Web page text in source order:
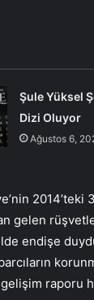
Şule Yüksel
Dizi Oluyor
Ağustos 6,
2014’teki
gelen
endişe
raporu